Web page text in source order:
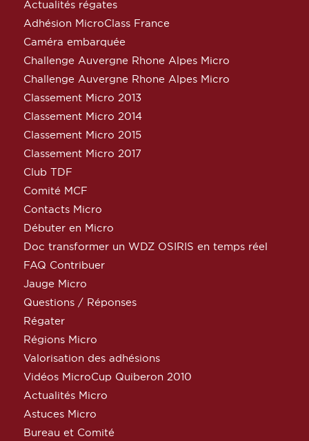
Actualités régates
Adhésion MicroClass France
Caméra embarquée
Challenge Auvergne Rhone Alpes Micro
Challenge Auvergne Rhone Alpes Micro
Classement Micro 2013
Classement Micro 2014
Classement Micro 2015
Classement Micro 2017
Club TDF
Comité MCF
Contacts Micro
Débuter en Micro
Doc transformer un WDZ OSIRIS en temps réel
FAQ Contribuer
Jauge Micro
Questions / Réponses
Régater
Régions Micro
Valorisation des adhésions
Vidéos MicroCup Quiberon 2010
Actualités Micro
Astuces Micro
Bureau et Comité